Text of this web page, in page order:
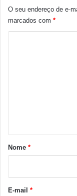
O seu endereço de e-
marcados com *
r
*
Nome *
E-mail *